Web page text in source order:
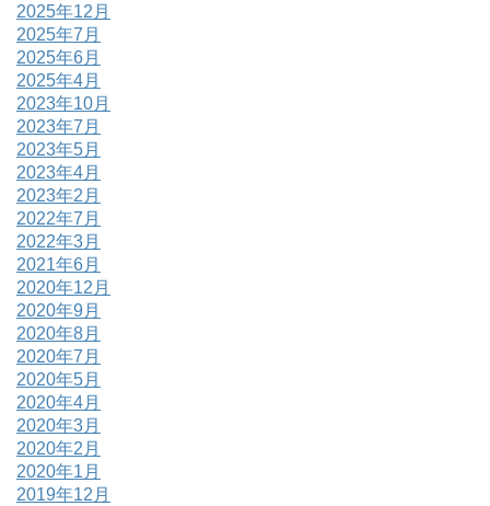
2025年12月
2025年7月
2025年6月
2025年4月
2023年10月
2023年7月
2023年5月
2023年4月
2023年2月
2022年7月
2022年3月
2021年6月
2020年12月
2020年9月
2020年8月
2020年7月
2020年5月
2020年4月
2020年3月
2020年2月
2020年1月
2019年12月